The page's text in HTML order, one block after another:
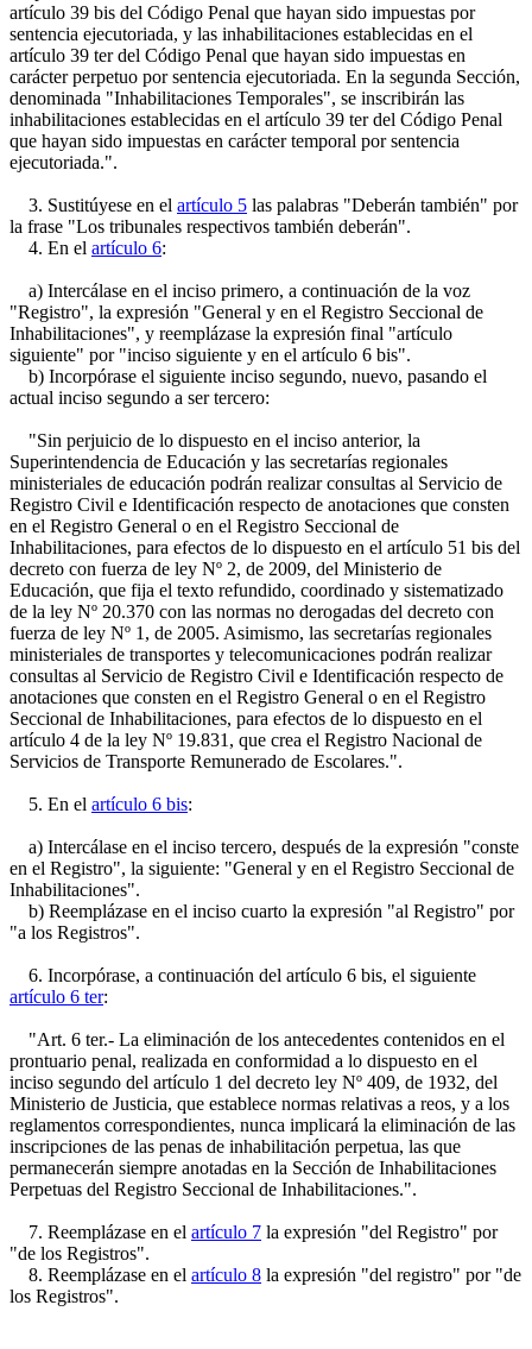
artículo 39 bis del Código Penal que hayan sido impuestas por
sentencia ejecutoriada, y las inhabilitaciones establecidas en el
artículo 39 ter del Código Penal que hayan sido impuestas en
carácter perpetuo por sentencia ejecutoriada. En la segunda Sección,
denominada "Inhabilitaciones Temporales", se inscribirán las
inhabilitaciones establecidas en el artículo 39 ter del Código Penal
que hayan sido impuestas en carácter temporal por sentencia
ejecutoriada.".
3. Sustitúyese en el artículo 5 las palabras "Deberán también" por
la frase "Los tribunales respectivos también deberán".
4. En el artículo 6:
a) Intercálase en el inciso primero, a continuación de la voz
"Registro", la expresión "General y en el Registro Seccional de
Inhabilitaciones", y reemplázase la expresión final "artículo
siguiente" por "inciso siguiente y en el artículo 6 bis".
b) Incorpórase el siguiente inciso segundo, nuevo, pasando el
actual inciso segundo a ser tercero:
"Sin perjuicio de lo dispuesto en el inciso anterior, la
Superintendencia de Educación y las secretarías regionales
ministeriales de educación podrán realizar consultas al Servicio de
Registro Civil e Identificación respecto de anotaciones que consten
en el Registro General o en el Registro Seccional de
Inhabilitaciones, para efectos de lo dispuesto en el artículo 51 bis del
decreto con fuerza de ley Nº 2, de 2009, del Ministerio de
Educación, que fija el texto refundido, coordinado y sistematizado
de la ley Nº 20.370 con las normas no derogadas del decreto con
fuerza de ley Nº 1, de 2005. Asimismo, las secretarías regionales
ministeriales de transportes y telecomunicaciones podrán realizar
consultas al Servicio de Registro Civil e Identificación respecto de
anotaciones que consten en el Registro General o en el Registro
Seccional de Inhabilitaciones, para efectos de lo dispuesto en el
artículo 4 de la ley Nº 19.831, que crea el Registro Nacional de
Servicios de Transporte Remunerado de Escolares.".
5. En el artículo 6 bis:
a) Intercálase en el inciso tercero, después de la expresión "conste
en el Registro", la siguiente: "General y en el Registro Seccional de
Inhabilitaciones".
b) Reemplázase en el inciso cuarto la expresión "al Registro" por
"a los Registros".
6. Incorpórase, a continuación del artículo 6 bis, el siguiente
artículo 6 ter:
"Art. 6 ter.- La eliminación de los antecedentes contenidos en el
prontuario penal, realizada en conformidad a lo dispuesto en el
inciso segundo del artículo 1 del decreto ley Nº 409, de 1932, del
Ministerio de Justicia, que establece normas relativas a reos, y a los
reglamentos correspondientes, nunca implicará la eliminación de las
inscripciones de las penas de inhabilitación perpetua, las que
permanecerán siempre anotadas en la Sección de Inhabilitaciones
Perpetuas del Registro Seccional de Inhabilitaciones.".
7. Reemplázase en el artículo 7 la expresión "del Registro" por
"de los Registros".
8. Reemplázase en el artículo 8 la expresión "del registro" por "de
los Registros".